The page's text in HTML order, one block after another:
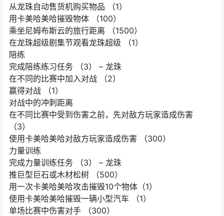
从龙珠自动售货机购买物品 （1）
用卡美哈美哈摧毁物体 （100）
乘坐尼姆布斯云的旅行距离 （1500）
在龙珠超级剧集节观看龙珠超级 （1）
陪练
完成陪练练习任务 （3） – 龙珠
在不同的比赛中加入对战 （2）
赢得对战 （1）
对战中的冲刺距离
在不同比赛中受到伤害之前，先对敌方玩家造成伤害
（3）
使用卡美哈美哈对敌方玩家造成伤害 （300）
力量训练
完成力量训练任务 （3） – 龙珠
推巨型巨石或木材松树 （500）
用一次卡美哈美哈攻击摧毁10个物体（1）
使用卡美哈美哈摧毁一辆小型汽车 （1）
单场比赛中伤害对手 （300）